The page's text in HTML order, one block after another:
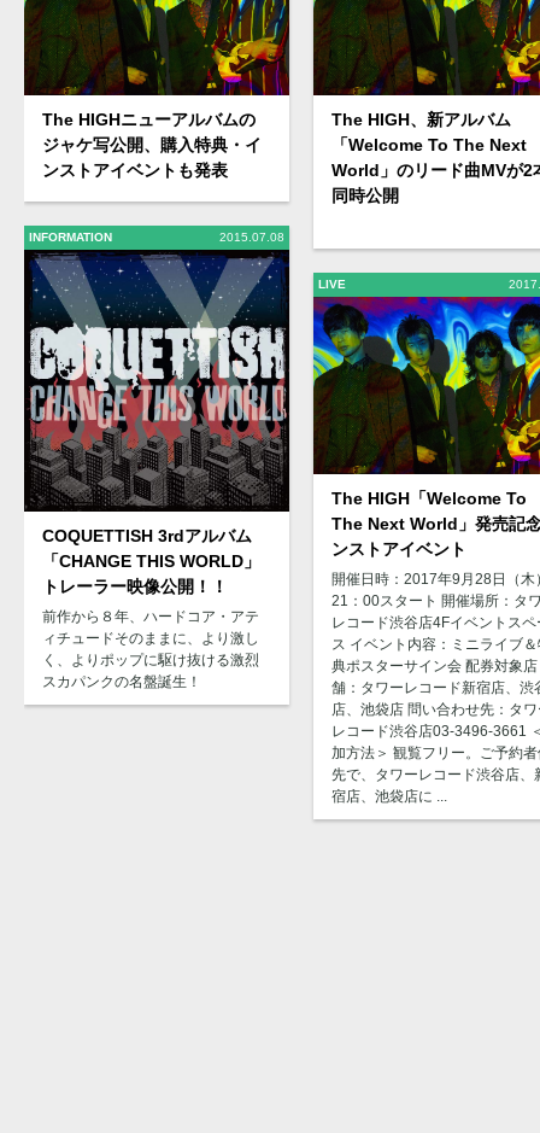
The HIGHニューアルバムの
ジャケ写公開、購入特典・イ
ンストアイベントも発表
INFORMATION 2015.07.08
COQUETTISH 3rdアルバム
「CHANGE THIS WORLD」
トレーラー映像公開！！
前作から８年、ハードコア・アテ
ィチュードそのままに、より激し
く、よりポップに駆け抜ける激烈
スカパンクの名盤誕生！
The HIGH、新アルバム
「Welcome To The Next
World」のリード曲MVが2
同時公開
LIVE
The HIGH「Welcome To
The Next World」発売記
ンストアイベント
開催日時：2017年9月28日（木
21：00スタート 開催場所：タ
レコード渋谷店4Fイベントスペ
ス イベント内容：ミニライブ
典ポスターサイン会 配券対象店
舗：タワーレコード新宿店、渋
店、池袋店 問い合わせ先：タ
レコード渋谷店03-3496-3661
加方法＞ 観覧フリー。ご予約
先で、タワーレコード渋谷店、
宿店、池袋店に ...